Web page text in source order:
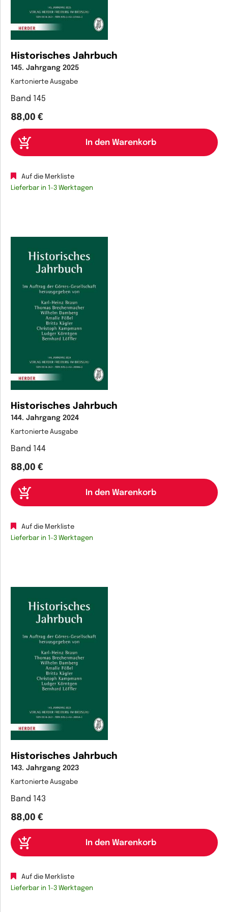
Historisches Jahrbuch
145. Jahrgang 2025
Kartonierte Ausgabe
Band 145
88,00 €
Auf die Merkliste
Lieferbar in 1-3 Werktagen
Historisches Jahrbuch
144. Jahrgang 2024
Kartonierte Ausgabe
Band 144
88,00 €
Auf die Merkliste
Lieferbar in 1-3 Werktagen
Historisches Jahrbuch
143. Jahrgang 2023
Kartonierte Ausgabe
Band 143
88,00 €
Auf die Merkliste
Lieferbar in 1-3 Werktagen